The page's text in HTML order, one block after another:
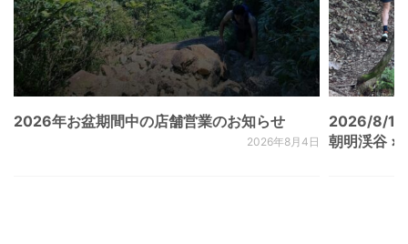
2026年お盆期間中の店舗営業のお知らせ
2026年8月4日
2026/8/
朝明渓谷 ×